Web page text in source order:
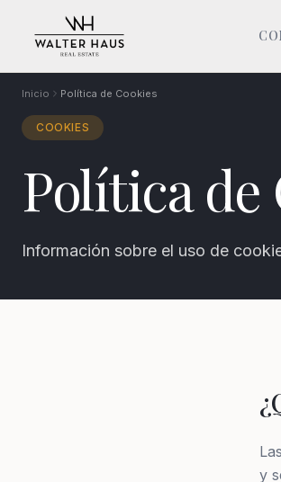
Inicio Política de Cookies
COOKIES
Política de
Información sobre el uso de
y